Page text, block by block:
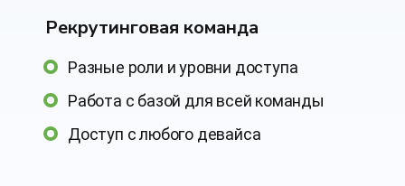
Рекрутинговая команда
Разные роли и уровни доступа
Работа с базой для всей команды
Доступ с любого девайса